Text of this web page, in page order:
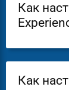
Как
Как